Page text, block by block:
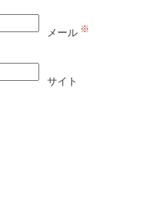
メール ※
サイト